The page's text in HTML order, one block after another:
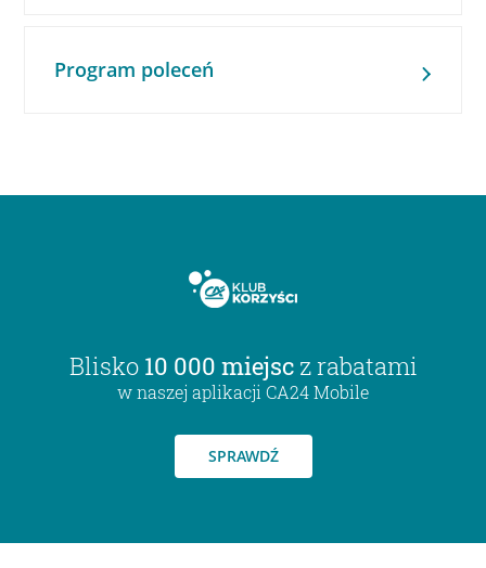
Program poleceń
Blisko 10 000 miejsc z rabatami
w naszej aplikacji CA24 Mobile
SPRAWDŹ